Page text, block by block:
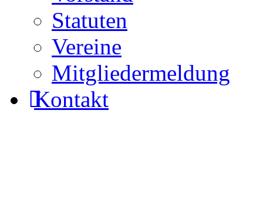
Statuten
Vereine
Mitgliedermeldung
Kontakt